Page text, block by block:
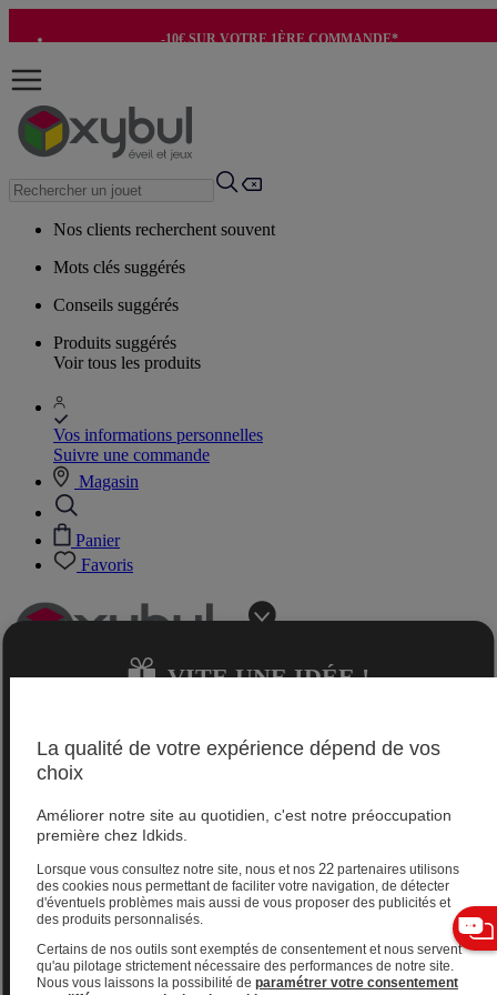
-10€ SUR VOTRE 1ÈRE COMMANDE*
Nos clients recherchent souvent
Mots clés suggérés
Conseils suggérés
Produits suggérés
Voir tous les produits
Vos informations personnelles
Suivre une commande
Magasin
Panier
Favoris
Aide et contact
Livraison gratuite
Retours gratuits sous 60 jours
Magasins
Aide et contact
Livraison gratuite
Retours gratuits sous 60 jours
Jeux 2-4 ans
VITE UNE IDÉE !
VITE UNE IDÉE !
JE TROUVE
La qualité de votre expérience dépend de vos
choix
Améliorer notre site au quotidien, c'est notre préoccupation
première chez Idkids.
Lorsque vous consultez notre site, nous et nos 22partenaires utilisons
des cookies nous permettant de faciliter votre navigation, de détecter
d'éventuels problèmes mais aussi de vous proposer des publicités et
des produits personnalisés.
Certains de nos outils sont exemptés de consentement et nous servent
qu'au pilotage strictement nécessaire des performances de notre site.
Nous vous laissons la possibilité de paramétrer votre consentement